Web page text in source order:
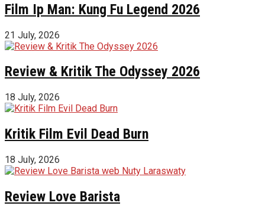
Film Ip Man: Kung Fu Legend 2026
21 July, 2026
Review & Kritik The Odyssey 2026
18 July, 2026
Kritik Film Evil Dead Burn
18 July, 2026
Review Love Barista